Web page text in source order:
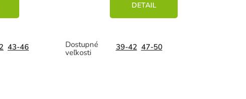
43-46
DETAIL
39-42 47-50